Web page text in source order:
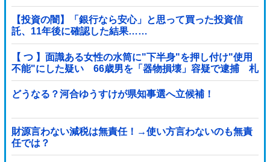
【投資の闇】「銀行なら安心」と思って買った投資信
託、11年後に確認した結果……
【 つ 】面識ある女性の水筒に"下半身"を押し付け"使用
不能"にした疑い 66歳男を「器物損壊」容疑で逮捕 札
幌市
どうなる？河合ゆうすけが県知事選へ立候補！
財源言わない減税は無責任！→使い方言わないのも無責
任では？